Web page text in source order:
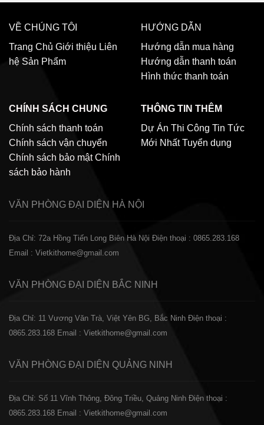
VỀ CHÚNG TÔI
Trang Chủ Giới thiệu Liên
hệ Sản Phẩm
HƯỚNG DẪN
Hướng dẫn mua hàng
Hướng dẫn thanh toán
Hình thức thanh toán
CHÍNH SÁCH CHUNG
Chính sách thanh toán
Chính sách vận chuyển
Chính sách bảo mật Chính
sách bảo hành
THÔNG TIN THÊM
Dự Án Thi Công Tin Tức
Mới Nhất Tuyển dụng
VĂN PHÒNG ĐẠI DIỆN HÀ NỘI
Địa Chỉ: 72a Hồng Tiến Long Biên Hà Nội Điện thoại : 0865.283.168
Email : Vietkithome@gmail.com
VĂN PHÒNG ĐẠI DIỆN BẮC NINH
Địa Chỉ: 11 Vương Văn Trà, Việt Yên BG, Bắc Ninh Điện thoại :
0865.283.168 Email : Vietkithome@gmail.com
VĂN PHÒNG ĐẠI DIỆN QUẢNG NINH
Địa Chỉ: Số 11 Vĩnh Thông, Đông Triều, Quảng Ninh Điện thoại :
0865.283.168 Email : Vietkithome@gmail.com